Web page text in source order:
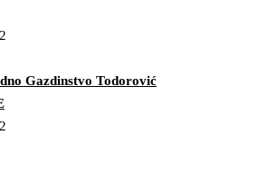
Gazdinstvo Todorović